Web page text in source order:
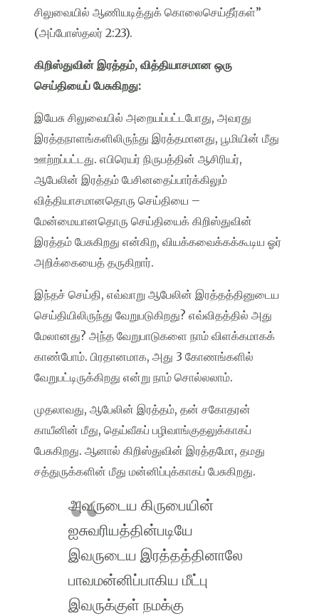
சிலுவையில் ஆணியடித்துக் கொலைசெய்தீர்கள்”
(அப்போஸ்தலர் 2:23).
கிறிஸ்துவின் இரத்தம், வித்தியாசமான ஒரு
செய்தியைப் பேசுகிறது:
இயேசு சிலுவையில் அறையப்பட்டபோது, அவரது
இரத்தநாளங்களிலிருந்து இரத்தமானது, பூமியின் மீது
ஊற்றப்பட்டது. எபிரெயர் நிருபத்தின் ஆசிரியர்,
ஆபேலின் இரத்தம் பேசினதைப்பார்க்கிலும்
வித்தியாசமானதொரு செய்தியை –
மேன்மையானதொரு செய்தியைக் கிறிஸ்துவின்
இரத்தம் பேசுகிறது என்கிற, வியக்கவைக்கக்கூடிய ஓர்
அறிக்கையைத் தருகிறார்.
இந்தச் செய்தி, எவ்வாறு ஆபேலின் இரத்தத்தினுடைய
செய்தியிலிருந்து வேறுபடுகிறது? எவ்விதத்தில் அது
மேலானது? அந்த வேறுபாடுகளை நாம் விளக்கமாகக்
காண்போம். பிரதானமாக, அது 3 கோணங்களில்
வேறுபட்டிருக்கிறது என்று நாம் சொல்லலாம்.
முதலாவது, ஆபேலின் இரத்தம், தன் சகோதரன்
காயீனின் மீது, தெய்வீகப் பழிவாங்குதலுக்காகப்
பேசுகிறது. ஆனால் கிறிஸ்துவின் இரத்தமோ, தமது
சத்துருக்களின் மீது மன்னிப்புக்காகப் பேசுகிறது.
அவருடைய கிருபையின்
ஐசுவரியத்தின்படியே
இவருடைய இரத்தத்தினாலே
பாவமன்னிப்பாகிய மீட்பு
இவருக்குள் நமக்கு